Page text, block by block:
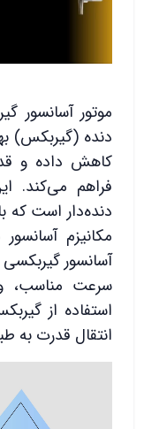
موتور آسانسور
دنده (گیربکس)
کاهش داده و
فراهم می‌کند.
دنده‌دار است که
مکانیزم
آسانسور گیربکسی
سرعت مناسب، و
استفاده از
انتقال قدرت به